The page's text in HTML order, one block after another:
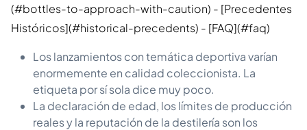
(#bottles-to-approach-with-caution) - [Precedentes
Históricos](#historical-precedents) - [FAQ](#faq)
Los lanzamientos con temática deportiva varían
enormemente en calidad coleccionista. La
etiqueta por sí sola dice muy poco.
La declaración de edad, los límites de producción
reales y la reputación de la destilería son los